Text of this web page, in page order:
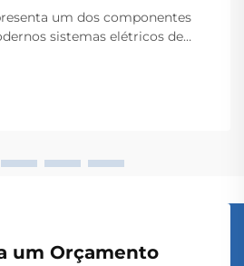
um dos componentes
sistemas elétricos de
Esses dispositivos
um Orçamento